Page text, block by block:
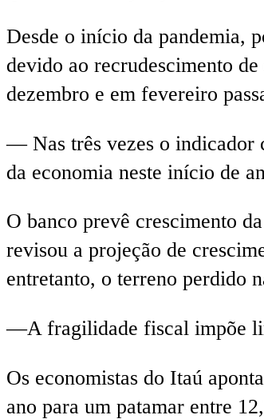
Desde o início da pandemia,
devido ao recrudescimento
dezembro e em fevereiro
— Nas três vezes o indicador
da economia neste início de
O banco prevê crescimento
revisou a projeção de
entretanto, o terreno perdido
—A fragilidade fiscal impõe
Os economistas do Itaú
ano para um patamar entre